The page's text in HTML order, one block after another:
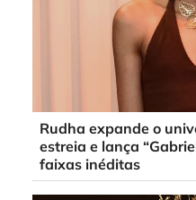
Rudha expande o
estreia e lança
faixas inéditas